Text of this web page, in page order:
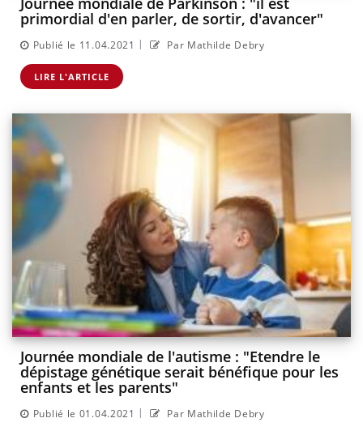
primordial d'en parler, de sortir, d'avancer"
Publié le 11.04.2021 | Par Mathilde Debry
LIRE L'ARTICLE
Journée mondiale de l'autisme : "Etendre le
dépistage génétique serait bénéfique pour les
enfants et les parents"
Publié le 01.04.2021 | Par Mathilde Debry